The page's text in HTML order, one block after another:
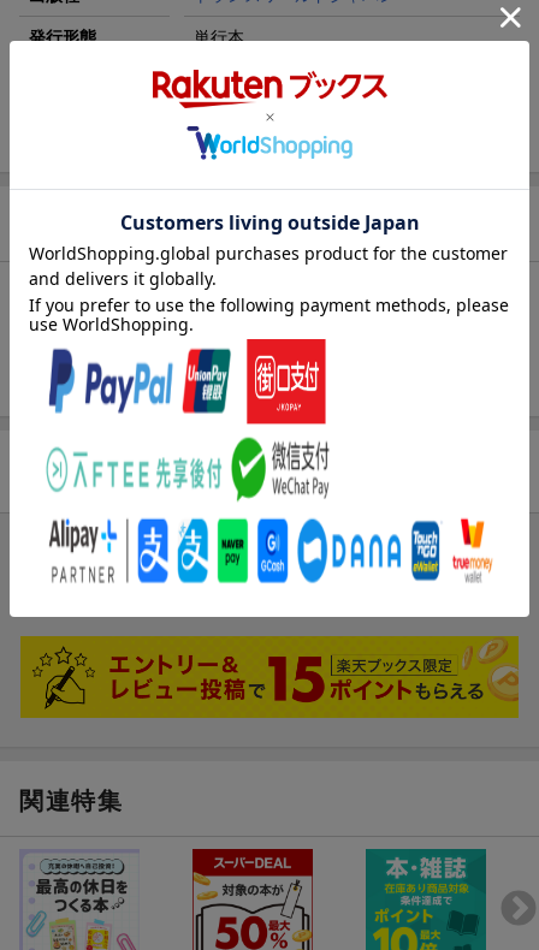
発行形態 単行本
60p
9784862563361
商品説明
内容紹介（JPROより）
フォトブックシリーズ『SPECIAL FAN BOOK』第八弾は8467（や
しろなな）が出演！
商品レビュー
ブックスのレビュー
関連特集